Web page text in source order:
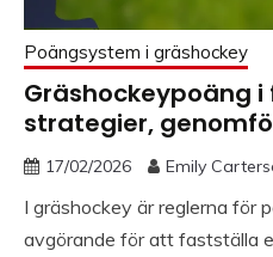
Poängsystem i gräshockey
Gräshockeypoäng i
strategier,
17/02/2026 Emily
I gräshockey är reglerna för
avgörande för att fastställa